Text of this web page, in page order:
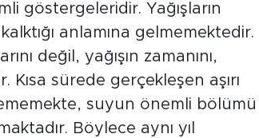
göstergeleridir. Yağışların
anlamına gelmemektedir.
değil, yağışın zamanını,
Kısa sürede gerçekleşen aşırı
suyun önemli bölümü
Böylece aynı yıl